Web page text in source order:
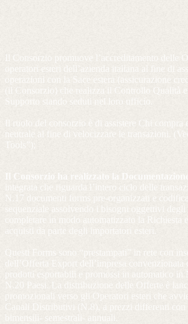
Il Consorzio promuove l’accreditamento delle
operatori esteri dell’azienda italiana al fine di
operazioni con la Sace estera (assicurazione
(il Consorzio) che realizza il Controllo Qualità e
Supporto stando seduti nel loro ufficio.
Il ruolo del consorzio è di assistere Chi compra
neutrale al fine di velocizzare le transazioni.
Il Consorzio ha realizzato la
integrata che riguarda l’intero ciclo delle
N.17 documenti forms pre-organizzati e
sequenziale assolvendo i bisogni oggettivi degli
completare in modo automatizzato la Richiesta
acquisti da parte degli importatori esteri.
Questi Forms sono “prestampati” in rete con
dell’Offerta Export dell’impresa convenzionata
prodotti esportabili e promossi in automatico in
N.20 Paesi. La distribuzione delle Offerte è
promozionali verso gli Operatori esteri che
Canali Distributivi (N.8), a prezzi differenti con
bimensili- semestrali- annuali.